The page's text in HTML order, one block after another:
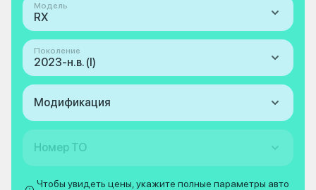
Модель
RX
Поколение
2023-н.в. (I)
Модификация
Номер ТО
Чтобы увидеть цены, укажите полные параметры авто